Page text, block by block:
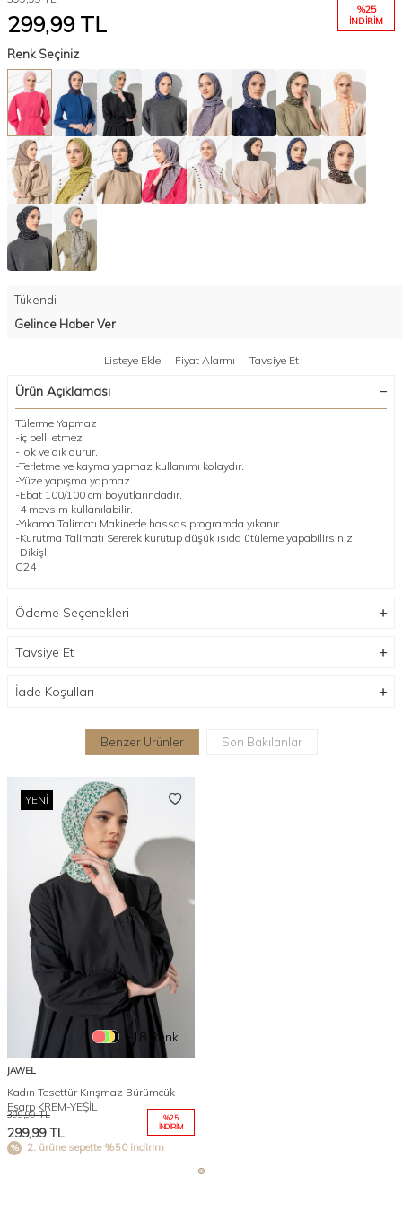
299,99TL
%25
İNDIRIM
Renk Seçiniz
Tükendi
Gelince Haber Ver
Listeye Ekle Fiyat Alarmı Tavsiye Et
Ürün Açıklaması
Tülerme Yapmaz
-iç belli etmez
-Tok ve dik durur.
-Terletme ve kayma yapmaz kullanımı kolaydır.
-Yüze yapışma yapmaz.
-Ebat 100/100 cm boyutlarındadır.
-4 mevsim kullanılabilir.
-Yıkama Talimatı Makinede hassas programda yıkanır.
-Kurutma Talimatı Sererek kurutup düşük ısıda ütüleme yapabilirsiniz
-Dikişli
C24
Ödeme Seçenekleri
Tavsiye Et
İade Koşulları
Benzer Ürünler Son Bakılanlar
+18 Renk
YENI
JAWEL
Kadın Tesettür Kırışmaz Bürümcük
Eşarp KREM-YEŞİL
399,99TL
299,99TL
%25
İNDIRIM
2. ürüne sepette %50 indirim